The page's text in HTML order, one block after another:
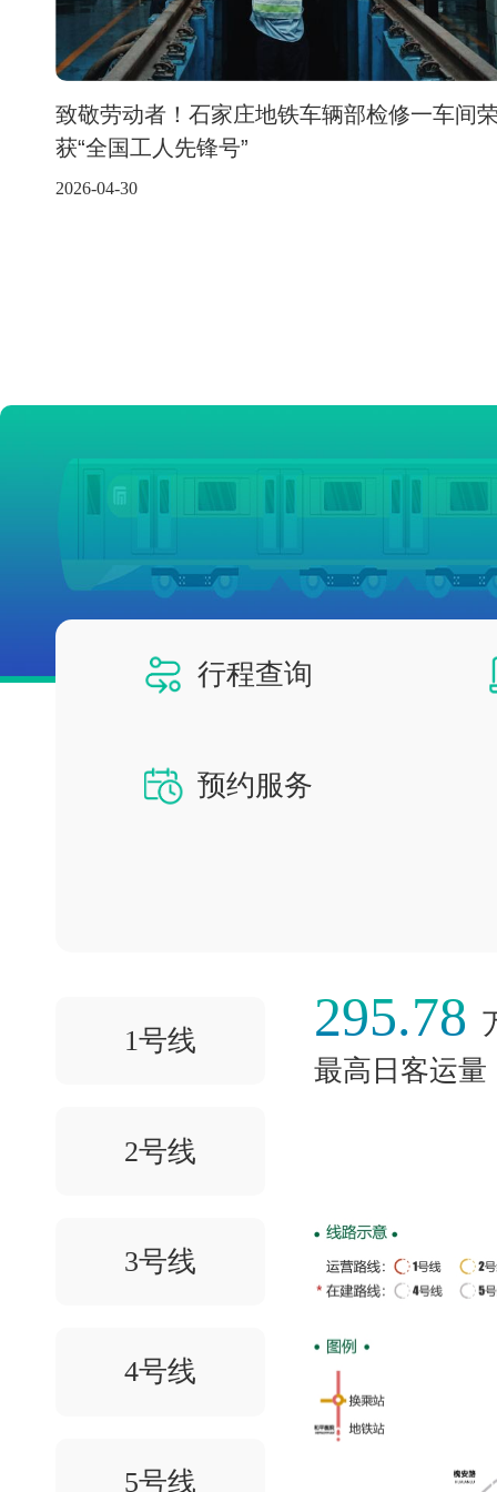
致敬劳动者！石家庄地铁车辆部检修一车间
获“全国工人先锋号”
2026-04-30
行程查询
预约服务
295.78
最高日客运量
1号线
2号线
3号线
4号线
5号线